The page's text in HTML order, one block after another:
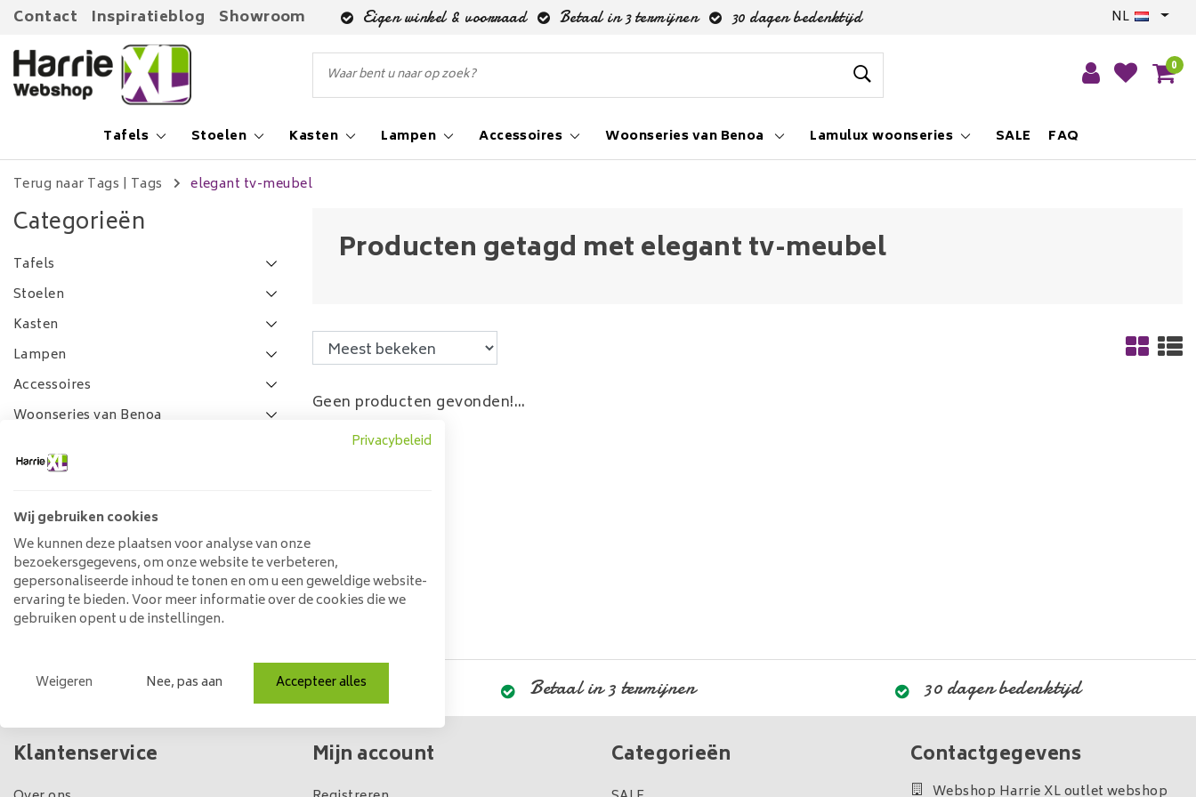
Contact Inspiratieblog Showroom Eigen winkel & voorraad Betaal in 3 termijnen 30 dagen bedenktijd NL
0
Tafels Stoelen Kasten Lampen Accessoires Woonseries van Benoa Lamulux woonseries SALE FAQ
Terug naar Tags | Tags elegant tv-meubel
Categorieën
Tafels
Stoelen
Kasten
Lampen
Accessoires
Woonseries van Benoa
FAQ
Prijs
Min: €0 Max: €5
Producten getagd met elegant tv-meubel
Geen producten gevonden!...
Eigen winkel & voorraad Betaal in 3 termijnen 30 dagen bedenktijd
Klantenservice Mijn account Categorieën Contactgegevens
Webshop Harrie XL outlet webshop
Privacybeleid
Wij gebruiken cookies
We kunnen deze plaatsen voor analyse van onze
bezoekersgegevens, om onze website te verbeteren,
gepersonaliseerde inhoud te tonen en om u een geweldige website-
ervaring te bieden. Voor meer informatie over de cookies die we
gebruiken opent u de instellingen.
Weigeren Nee, pas aan Accepteer alles